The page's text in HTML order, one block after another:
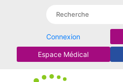
Connexion
Espace Médical